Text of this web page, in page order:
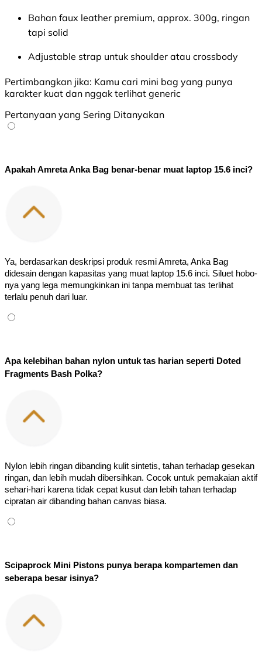
Bahan faux leather premium, approx. 300g, ringan
tapi solid
Adjustable strap untuk shoulder atau crossbody
Pertimbangkan jika: Kamu cari mini bag yang punya
karakter kuat dan nggak terlihat generic
Pertanyaan yang Sering Ditanyakan
Apakah Amreta Anka Bag benar-benar muat laptop 15.6 inci?
Ya, berdasarkan deskripsi produk resmi Amreta, Anka Bag
didesain dengan kapasitas yang muat laptop 15.6 inci. Siluet hobo-
nya yang lega memungkinkan ini tanpa membuat tas terlihat
terlalu penuh dari luar.
Apa kelebihan bahan nylon untuk tas harian seperti Doted
Fragments Bash Polka?
Nylon lebih ringan dibanding kulit sintetis, tahan terhadap gesekan
ringan, dan lebih mudah dibersihkan. Cocok untuk pemakaian aktif
sehari-hari karena tidak cepat kusut dan lebih tahan terhadap
cipratan air dibanding bahan canvas biasa.
Scipaprock Mini Pistons punya berapa kompartemen dan
seberapa besar isinya?